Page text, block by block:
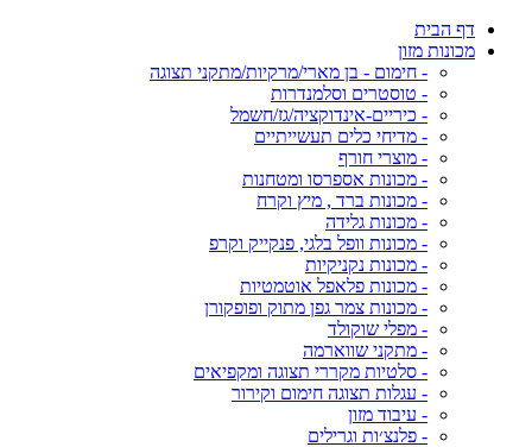
דף הבית
מכונות מזון
- חימום - בן מארי/מרקיות/מתקני תצוגה
- טוסטרים וסלמנדרות
- כיריים-אינדוקציה/גז/חשמל
- מדיחי כלים תעשייתיים
- מוצרי חורף
- מכונות אספרסו ומטחנות
- מכונות ברד , מיץ וקרח
- מכונות גלידה
- מכונות וופל בלגי, פנקייק וקרפ
- מכונות נקניקיות
- מכונות פלאפל אוטמטיות
- מכונות צמר גפן מתוק ופופקורן
- מפלי שוקולד
- מתקני שווארמה
- סלטיות מקררי תצוגה ומקפיאים
- עגלות תצוגה חימום וקירור
- עיבוד מזון
- פלנצ׳ות וגרילים